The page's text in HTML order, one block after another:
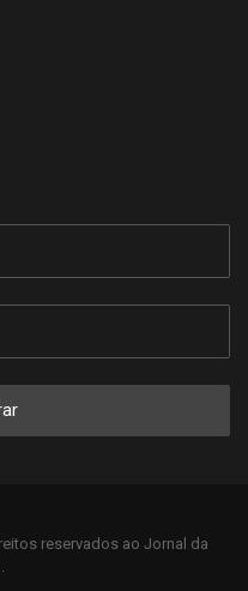
reservados ao Jornal da